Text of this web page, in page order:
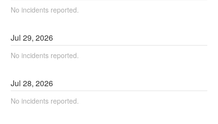
No incidents reported.
Jul29,2026
No incidents reported.
Jul28,2026
No incidents reported.